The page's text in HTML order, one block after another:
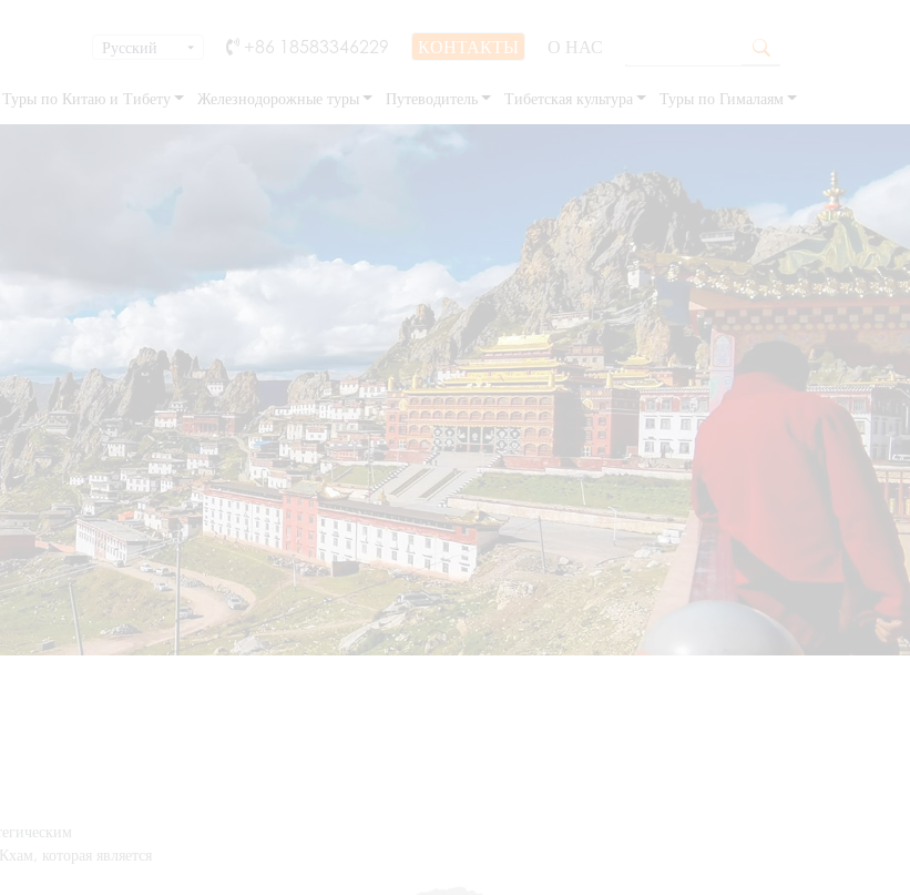
+86 18583346229 КОНТАКТЫ О НАС
Туры по Китаю и Тибету Железнодорожные туры Путеводитель Тибетская культура Туры по Гималаям
которая является